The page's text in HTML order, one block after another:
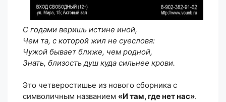
С годами веришь истине иной,
Чем та, с которой жил не суесловя:
Чужой бывает ближе, чем родной,
Знать, близость душ куда сильнее крови.
Это четверостишье из нового сборника с
символичным названием «И там, где нет нас».